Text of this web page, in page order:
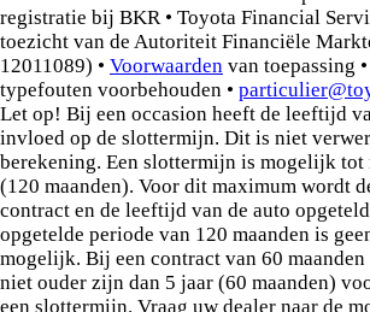
registratie bij BKR • Toyota Financial
toezicht van de Autoriteit Financiële
12011089) • Voorwaarden van toepassing
typefouten voorbehouden •
Let op! Bij een occasion heeft de leeftijd
invloed op de slottermijn. Dit is niet
berekening. Een slottermijn is mogelijk tot
(120 maanden). Voor dit maximum wordt
contract en de leeftijd van de auto
opgetelde periode van 120 maanden is
mogelijk. Bij een contract van 60 maanden
niet ouder zijn dan 5 jaar (60 maanden)
een slottermijn. Vraag uw dealer naar de